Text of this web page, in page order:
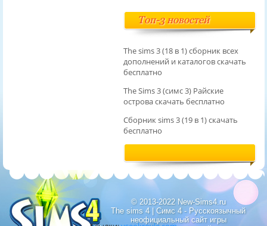
Топ-3 новостей
The sims 3 (18 в 1) сборник всех
дополнений и каталогов скачать
бесплатно
The Sims 3 (симс 3) Райские
острова скачать бесплатно
Сборник sims 3 (19 в 1) скачать
бесплатно
© 2013-2022 New-Sims4.ru
The sims 4 | Симс 4 - Русскоязычный
неофициальный сайт игры
Преимущества агентского аккаунта facebook
Преимущества агентского аккаунта facebook.
rentacc.agency